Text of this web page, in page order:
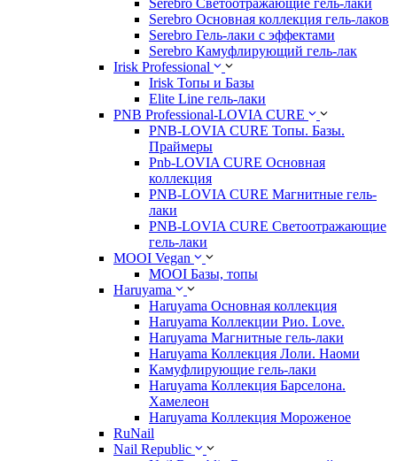
Serebro Светоотражающие гель-лаки
Serebro Основная коллекция гель-лаков
Serebro Гель-лаки с эффектами
Serebro Камуфлирующий гель-лак
Irisk Professional
Irisk Топы и Базы
Elite Line гель-лаки
PNB Professional-LOVIA CURE
PNB-LOVIA CURE Топы. Базы.
Праймеры
Pnb-LOVIA CURE Основная
коллекция
PNB-LOVIA CURE Магнитные гель-
лаки
PNB-LOVIA CURE Cветоотражающие
гель-лаки
MOOI Vegan
MOOI Базы, топы
Haruyama
Haruyama Основная коллекция
Haruyama Коллекции Рио. Love.
Haruyama Магнитные гель-лаки
Haruyama Коллекция Лоли. Наоми
Камуфлирующие гель-лаки
Haruyama Коллекция Барселона.
Хамелеон
Haruyama Коллекция Мороженое
RuNail
Nail Republic